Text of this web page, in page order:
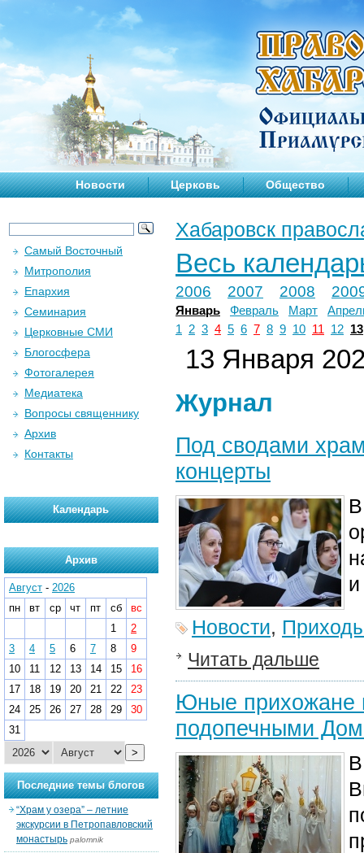
Новости Церковь Общество
Хабаровск
Весь
2006 2007 2008
Январь Февраль Март
1
2 3 4 5 6 7 8 9 10 11 12 13
13 Января
Журнал
Под сводами
концерты
Новости,
Читать дальше
Юные прихожане
подопечными
Самый Восточный
Митрополия
Епархия
Семинария
Церковные СМИ
Блогосфера
Фотогалерея
Медиатека
Вопросы священнику
Архив
Контакты
Календарь
Архив
Август - 2026
пн
вт ср чт пт сб
вс
1
2
3
4 5 6 7 8
9
10
11 12 13 14 15
16
17
18 19 20 21 22
23
24
25 26 27 28 29
30
31
>
Последние темы блогов
“Храм у озера” – летние
экскурсии в Петропавловский
монастырь palomnik